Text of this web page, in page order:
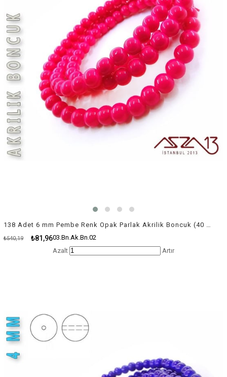
138 Adet 6 mm Pembe Renk Opak Parlak Akrilik Boncuk (40 Gr)
₺540,19 ₺81,9603.Bn.Ak.Bn.02
Azalt
Artır